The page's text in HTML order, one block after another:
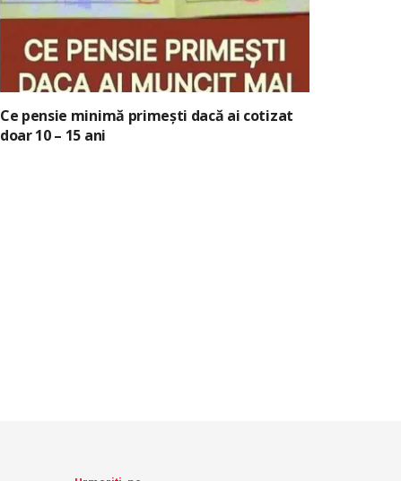
Ce pensie minimă primești dacă ai cotizat
doar 10 – 15 ani